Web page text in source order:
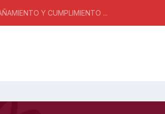
Y CUMPLIMIENTO ...